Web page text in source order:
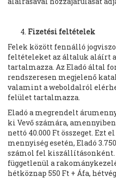
Fizetési feltételek
Felek között fennálló
feltételeket az általuk aláírt
tartalmazza. Az Eladó által
rendszeresen megjelenő
valamint a weboldalról
felület tartalmazza.
Eladó a megrendelt
ki Vevő számára,
nettó 40.000 Ft összeget. Ezt
mennyiség esetén, Eladó
számol fel kiszállításonként.
függetlenül a
hétköznap 550 Ft + Áfa,